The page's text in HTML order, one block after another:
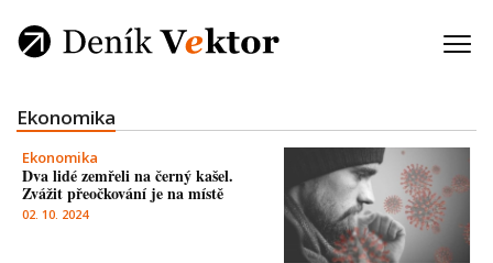
Ekonomika
Ekonomika
Dva lidé zemřeli na černý kašel.
Zvážit přeočkování je na místě
02. 10. 2024